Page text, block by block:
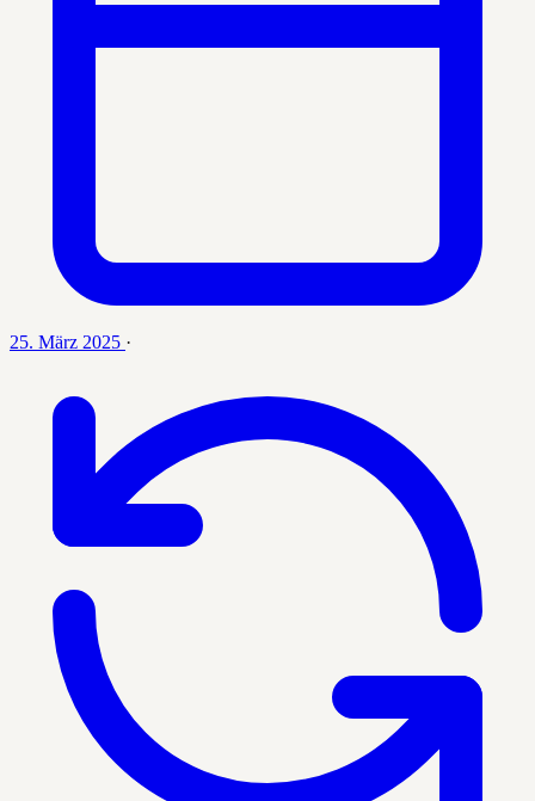
25. März 2025 ·